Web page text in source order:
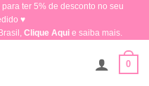
para ter 5% de desconto no seu
♥​
Clique Aquie saiba mais.
0